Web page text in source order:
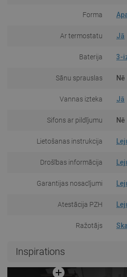
Forma
Ar termostatu Jā
Baterija 3-
Sānu sprauslas Nē
Vannas izteka Jā
Sifons ar pildījumu Nē
Lietošanas instrukcija
Drošības informācija
Garantijas nosacījumi
Atestācija PZH
Ražotājs
Inspirations